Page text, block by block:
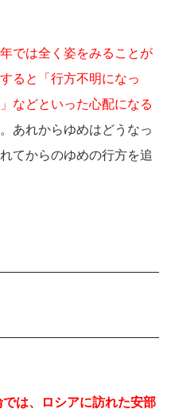
では全く姿をみることが
ると「行方不明になっ
などといった心配になる
あれからゆめはどうなっ
てからのゆめの行方を追
では、ロシアに訪れた安部